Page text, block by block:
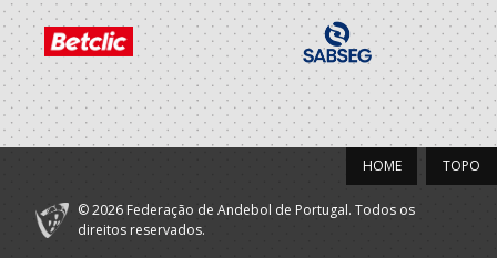
TOPO
HOME
© 2026 Federação de Andebol de Portugal. Todos os
direitos reservados.